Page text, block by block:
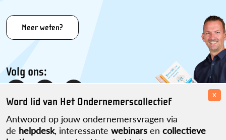
Meer weten?
Volg ons:
Word lid van Het Ondernemerscollectief
Antwoord op jouw ondernemersvragen via
de helpdesk, interessante webinars en collectieve
x